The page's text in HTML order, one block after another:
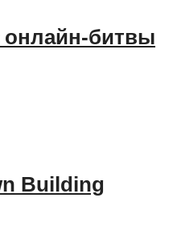
битвы
Building